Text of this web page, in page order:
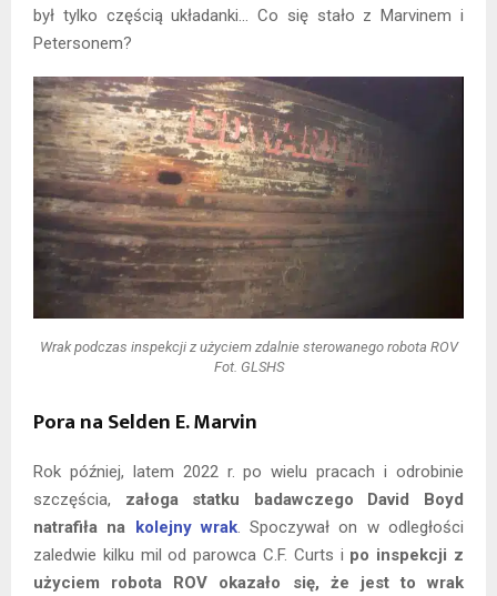
był tylko częścią układanki… Co się stało z Marvinem i
Petersonem?
Wrak podczas inspekcji z użyciem zdalnie sterowanego robota ROV
Fot. GLSHS
Pora naSelden E. Marvin
Rok później, latem 2022 r. po wielu pracach i odrobinie
szczęścia, załoga statku badawczego David Boyd
natrafiła na kolejny wrak. Spoczywał on w odległości
zaledwie kilku mil od parowca C.F. Curts i po inspekcji z
użyciem robota ROV okazało się, że jest to wrak